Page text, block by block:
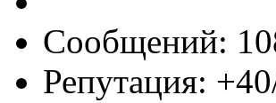
Сообщений:
Репутация: